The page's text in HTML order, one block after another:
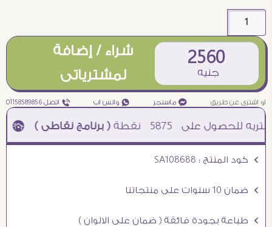
2560
جنيه
شراء / إضافة
لمشترياتى
او اشترى عن طريق ¥ ماسنجر ₧ واتس اب ƒ اتصل 01158589856
5875 نقطة( برنامج نقاطى )à خصم 5% للعملاء الجدد à شحن مجانى عند الشراء ب 4000 جنيه à
Ö كود المنتج : SA108688
Ö ضمان 10 سنوات على منتجاتنا
Ö طباعة بجودة فائقة ( ضمان على الالوان )